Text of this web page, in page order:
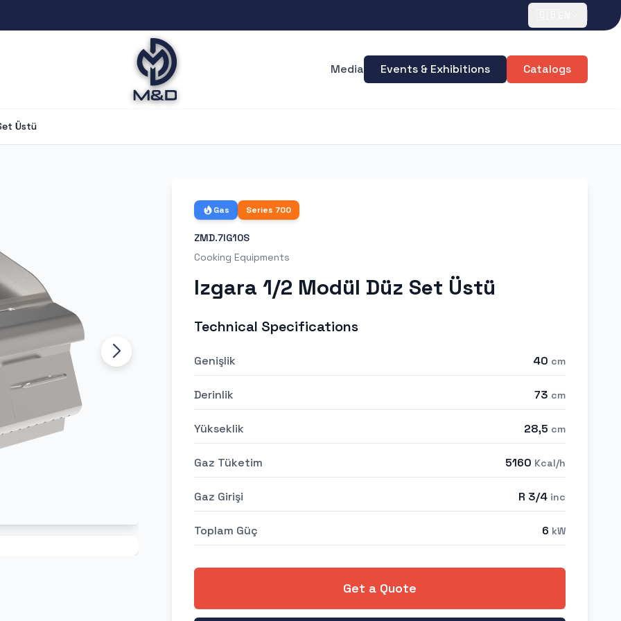
Media Events & Exhibitions Catalogs
Üstü
Gas Series 700
ZMD.7IG10S
Cooking Equipments
Izgara 1/2 Modül Düz Set Üstü
Technical Specifications
Genişlik 40 cm
Derinlik 73 cm
Yükseklik 28,5 cm
Gaz Tüketim 5160 Kcal/h
Gaz Girişi R 3/4 inc
Toplam Güç 6 kW
Get a Quote